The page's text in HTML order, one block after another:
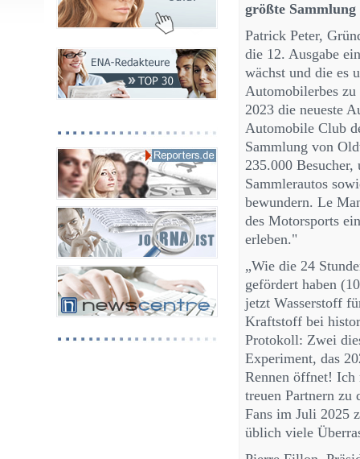
größte
Patrick Peter,
die 12. Ausgabe
wächst und die es
Automobilerbes zu
2023 die neueste
Automobile Club
Sammlung von
235.000
Sammlerautos
bewundern. Le
des Motorsports
erleben."
„Wie die 24
gefördert haben
jetzt Wasserstoff
Kraftstoff bei
Protokoll: Zwei
Experiment, das
Rennen öffnet! Ich
treuen Partnern zu
Fans im Juli 2025
üblich viele